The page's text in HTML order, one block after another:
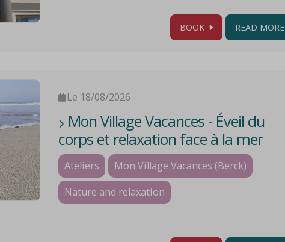
BOOK READ MORE
Le 18/08/2026
Mon Village Vacances - Éveil du
corps et relaxation face à la mer
Ateliers
Mon Village Vacances (Berck)
Nature and relaxation